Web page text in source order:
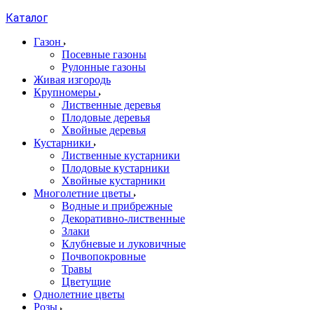
Каталог
Газон
Посевные газоны
Рулонные газоны
Живая изгородь
Крупномеры
Лиственные деревья
Плодовые деревья
Хвойные деревья
Кустарники
Лиственные кустарники
Плодовые кустарники
Хвойные кустарники
Многолетние цветы
Водные и прибрежные
Декоративно-лиственные
Злаки
Клубневые и луковичные
Почвопокровные
Травы
Цветущие
Однолетние цветы
Розы